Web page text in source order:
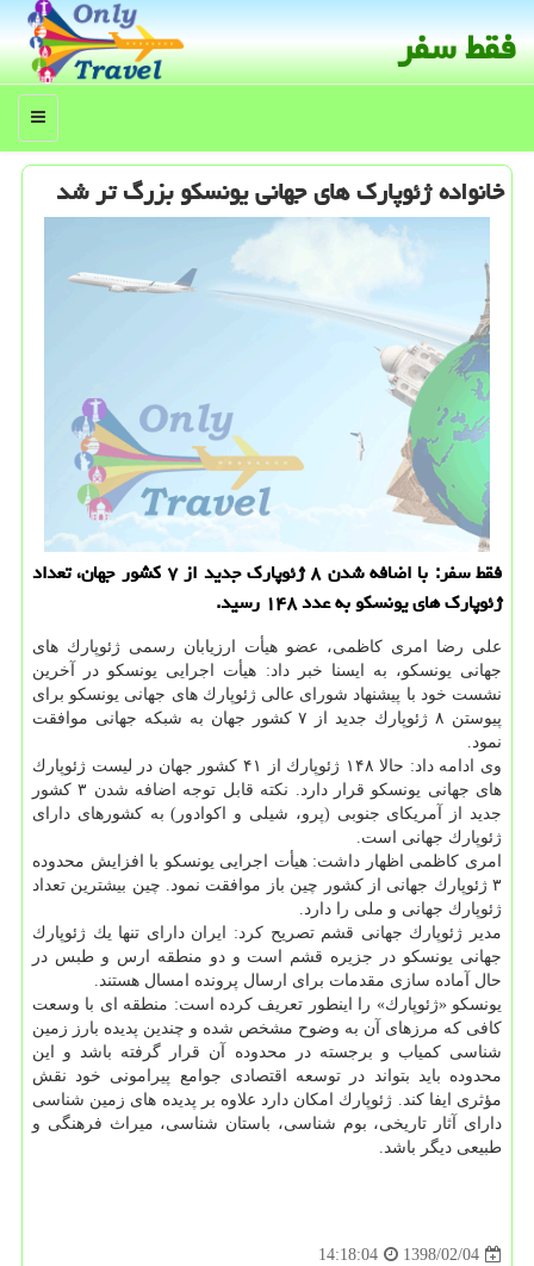
فقط سفر
منو
خانواده ژئوپارك های جهانی یونسكو بزرگ تر شد
فقط سفر: با اضافه شدن ۸ ژئوپارك جدید از ۷ كشور جهان، تعداد
ژئوپارك های یونسكو به عدد ۱۴۸ رسید.
علی رضا امری كاظمی، عضو هیأت ارزیابان رسمی ژئوپارك های
جهانی یونسكو، به ایسنا خبر داد: هیأت اجرایی یونسكو در آخرین
نشست خود با پیشنهاد شورای عالی ژئوپارك های جهانی یونسكو برای
پیوستن ۸ ژئوپارك جدید از ۷ كشور جهان به شبكه جهانی موافقت
نمود.
وی ادامه داد: حالا ۱۴۸ ژئوپارك از ۴۱ كشور جهان در لیست ژئوپارك
های جهانی یونسكو قرار دارد. نكته قابل توجه اضافه شدن ۳ كشور
جدید از آمریكای جنوبی (پرو، شیلی و اكوادور) به كشورهای دارای
ژئوپارك جهانی است.
امری كاظمی اظهار داشت: هیأت اجرایی یونسكو با افزایش محدوده
۳ ژئوپارك جهانی از كشور چین باز موافقت نمود. چین بیشترین تعداد
ژئوپارك جهانی و ملی را دارد.
مدیر ژئوپارك جهانی قشم تصریح كرد: ایران دارای تنها یك ژئوپارك
جهانی یونسكو در جزیره قشم است و دو منطقه ارس و طبس در
حال آماده سازی مقدمات برای ارسال پرونده امسال هستند.
یونسكو «ژئوپارك» را اینطور تعریف كرده است: منطقه ای با وسعت
كافی كه مرزهای آن به وضوح مشخص شده و چندین پدیده بارز زمین
شناسی كمیاب و برجسته در محدوده آن قرار گرفته باشد و این
محدوده باید بتواند در توسعه اقتصادی جوامع پیرامونی خود نقش
مؤثری ایفا كند. ژئوپارك امكان دارد علاوه بر پدیده های زمین شناسی
دارای آثار تاریخی، بوم شناسی، باستان شناسی، میراث فرهنگی و
طبیعی دیگر باشد.
1398/02/04
14:18:04